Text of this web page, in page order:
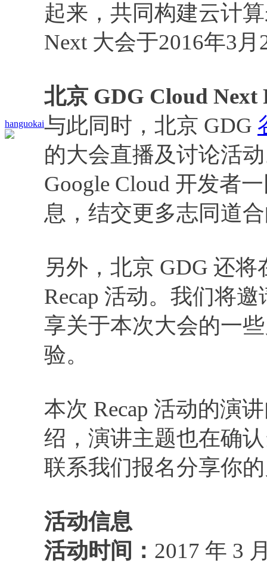
hanguokai
起来，共同构建云计
Next 大会于2016年3
北京 GDG Cloud Next
与此同时，北京 GDG
的大会直播及讨论活
Google Cloud 开发者
息，结交更多志同道
另外，北京 GDG 还将
Recap 活动。我们将
享关于本次大会的一
验。
本次 Recap 活动的演
绍，演讲主题也在确
联系我们报名分享你
活动信息
活动时间： 2017 年 3